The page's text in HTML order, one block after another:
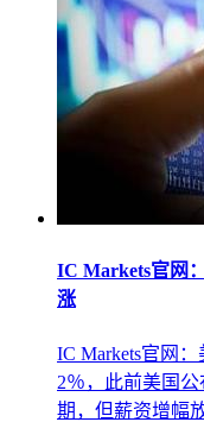
IC Markets官网
涨
IC Markets官网
2％，此前美国
期，但薪资增幅